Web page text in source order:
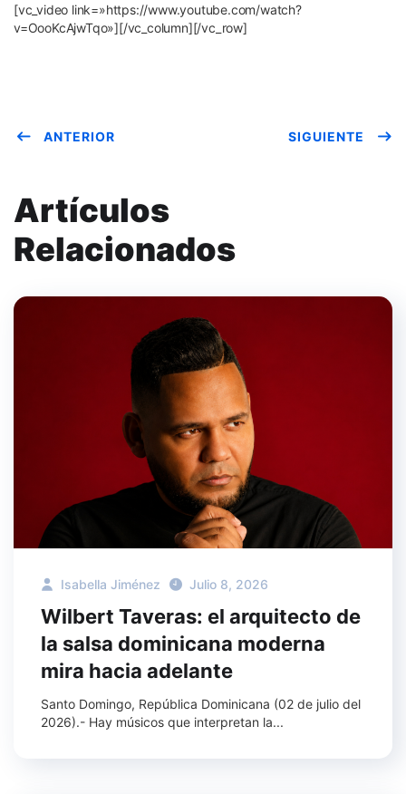
[vc_video link=»https://www.youtube.com/watch?
v=OooKcAjwTqo»][/vc_column][/vc_row]
ANTERIOR SIGUIENTE
Artículos
Relacionados
Isabella Jiménez Julio 8, 2026
Wilbert Taveras: el arquitecto de
la salsa dominicana moderna
mira hacia adelante
Santo Domingo, República Dominicana (02 de julio del
2026).- Hay músicos que interpretan la...